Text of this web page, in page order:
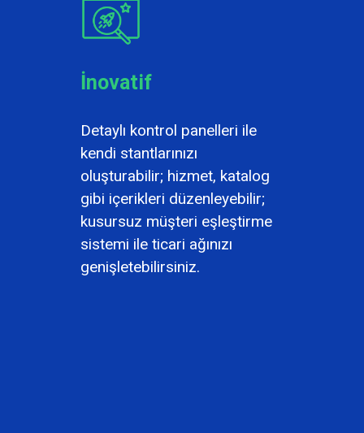
İnovatif
Detaylı kontrol panelleri ile
kendi stantlarınızı
oluşturabilir; hizmet, katalog
gibi içerikleri düzenleyebilir;
kusursuz müşteri eşleştirme
sistemi ile ticari ağınızı
genişletebilirsiniz.